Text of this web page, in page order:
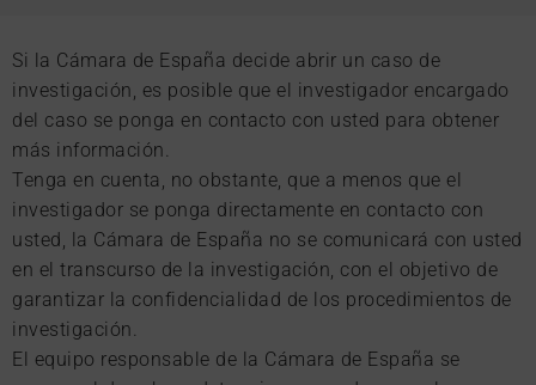
Si la Cámara de España decide abrir un caso de
investigación, es posible que el investigador encargado
del caso se ponga en contacto con usted para obtener
más información.
Tenga en cuenta, no obstante, que a menos que el
investigador se ponga directamente en contacto con
usted, la Cámara de España no se comunicará con usted
en el transcurso de la investigación, con el objetivo de
garantizar la confidencialidad de los procedimientos de
investigación.
El equipo responsable de la Cámara de España se